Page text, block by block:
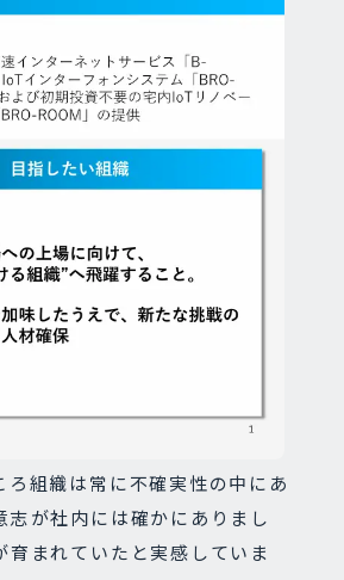
組織は常に不確実性の中にあ
が社内には確かにありまし
まれていたと実感していま